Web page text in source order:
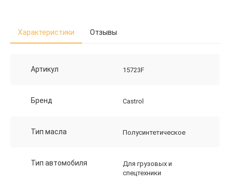
Характеристики Отзывы
Артикул 15723F
Бренд Castrol
Тип масла Полусинтетическое
Тип автомобиля
Для грузовых и
спецтехники